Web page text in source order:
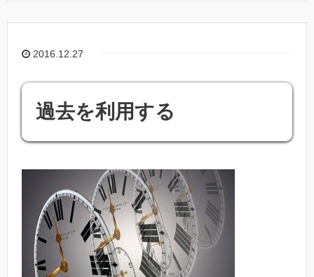
2016.12.27
過去を利用する